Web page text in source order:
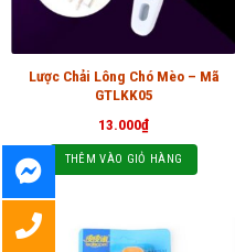
Lược Chải Lông Chó Mèo – Mã
GTLKK05
13.000₫
THÊM VÀO GIỎ HÀNG